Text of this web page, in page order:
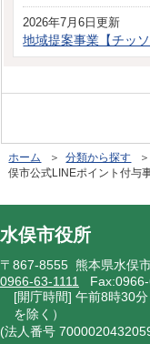
2026年7月6日更新
地域提案事業【チッ
ホーム ＞分類から探す
俣市公式LINEポイント付与
水俣市役所
〒867-8555 熊本県水俣
0966-63-1111
[開庁時間] 午前8時30
を除く）
(法人番号